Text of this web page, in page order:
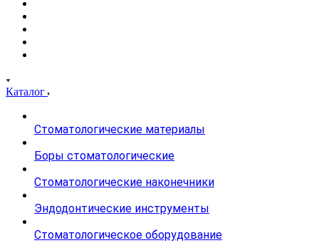
Каталог
Стоматологические материалы
Боры стоматологические
Стоматологические наконечники
Эндодонтические инструменты
Стоматологическое оборудование